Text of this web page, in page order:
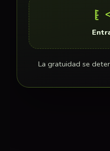
La gratuidad se